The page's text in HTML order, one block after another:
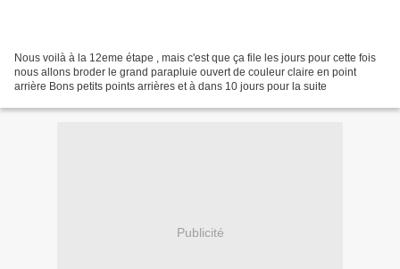
Nous voilà à la 12eme étape , mais c'est que ça file les jours pour cette fois
nous allons broder le grand parapluie ouvert de couleur claire en point
arrière Bons petits points arrières et à dans 10 jours pour la suite
Publicité